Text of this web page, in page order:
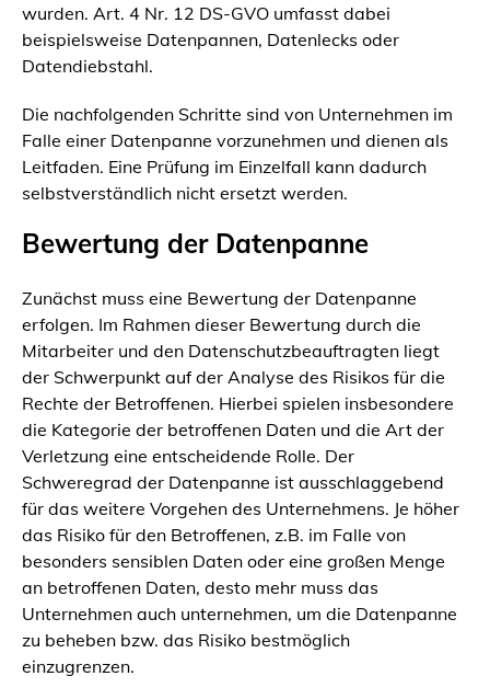
wurden. Art. 4 Nr. 12 DS-GVO umfasst dabei
beispielsweise Datenpannen, Datenlecks oder
Datendiebstahl.
Die nachfolgenden Schritte sind von Unternehmen im
Falle einer Datenpanne vorzunehmen und dienen als
Leitfaden. Eine Prüfung im Einzelfall kann dadurch
selbstverständlich nicht ersetzt werden.
Bewertung der Datenpanne
Zunächst muss eine Bewertung der Datenpanne
erfolgen. Im Rahmen dieser Bewertung durch die
Mitarbeiter und den Datenschutzbeauftragten liegt
der Schwerpunkt auf der Analyse des Risikos für die
Rechte der Betroffenen. Hierbei spielen insbesondere
die Kategorie der betroffenen Daten und die Art der
Verletzung eine entscheidende Rolle. Der
Schweregrad der Datenpanne ist ausschlaggebend
für das weitere Vorgehen des Unternehmens. Je höher
das Risiko für den Betroffenen, z.B. im Falle von
besonders sensiblen Daten oder eine großen Menge
an betroffenen Daten, desto mehr muss das
Unternehmen auch unternehmen, um die Datenpanne
zu beheben bzw. das Risiko bestmöglich
einzugrenzen.